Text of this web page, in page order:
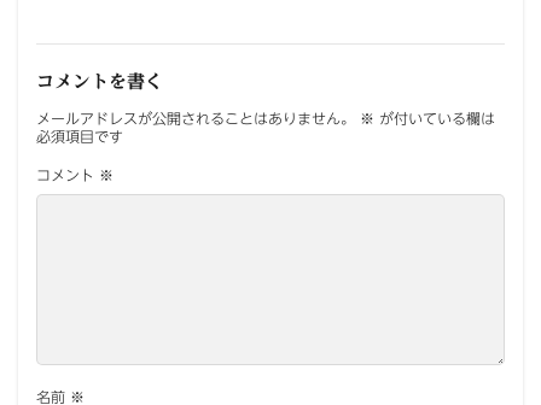
コメントを書く
メールアドレスが公開されることはありません。 ※ が付いている欄は
必須項目です
コメント ※
名前 ※